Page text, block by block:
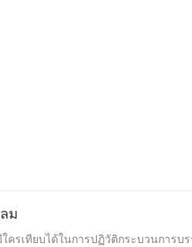
ม
ครเทียบได้ในการปฏิวัติกระบวนการ